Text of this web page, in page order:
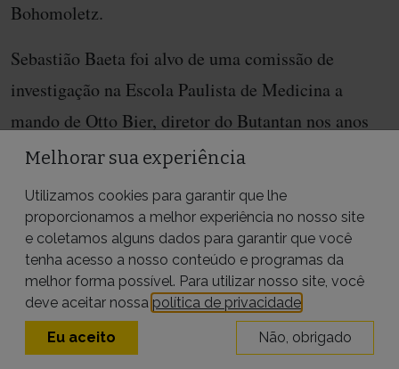
Bohomoletz.
Sebastião Baeta foi alvo de uma comissão de
investigação na Escola Paulista de Medicina a
mando de Otto Bier, diretor do Butantan nos anos
1940 e 1970. Sob a alegação de ser comunista, a
em abril de 1964. Ele e a esposa, Olga Bohomoletz,
militante do PCB — pais de Vera —, tiveram seus
cargos cassados no Butantan e foram
compulsoriamente aposentados em 1969. A família
viveu exilada no exterior e só retornou ao país após
Melhorar sua experiência
Utilizamos cookies para garantir que lhe
proporcionamos a melhor experiência no nosso site
e coletamos alguns dados para garantir que você
tenha acesso a nosso conteúdo e programas da
melhor forma possível. Para utilizar nosso site, você
deve aceitar nossa política de privacidade
Eu aceito Não, obrigado